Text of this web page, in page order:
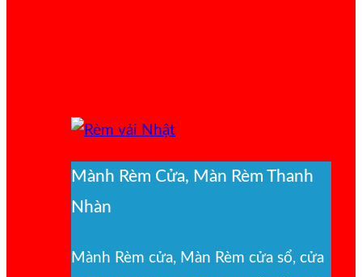
Mành Rèm Cửa, Màn Rèm Thanh
Nhàn
Mành Rèm cửa, Màn Rèm cửa sổ, cửa